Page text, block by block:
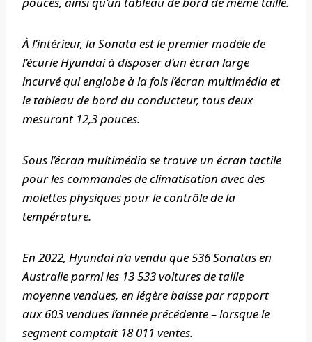
À l’intérieur, la Sonata est le premier modèle de
l’écurie Hyundai à disposer d’un écran large
incurvé qui englobe à la fois l’écran multimédia et
le tableau de bord du conducteur, tous deux
mesurant 12,3 pouces.
Sous l’écran multimédia se trouve un écran tactile
pour les commandes de climatisation avec des
molettes physiques pour le contrôle de la
température.
En 2022, Hyundai n’a vendu que 536 Sonatas en
Australie parmi les 13 533 voitures de taille
moyenne vendues, en légère baisse par rapport
aux 603 vendues l’année précédente – lorsque le
segment comptait 18 011 ventes.